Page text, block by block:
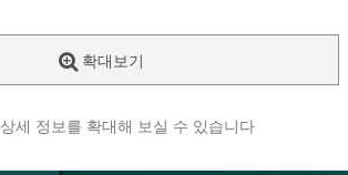
확대보기
상세 정보를 확대해 보실 수 있습니다